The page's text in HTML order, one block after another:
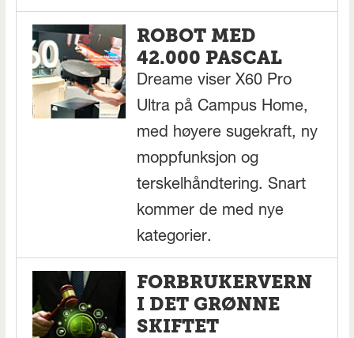
ROBOT MED
42.000 PASCAL
Dreame viser X60 Pro
Ultra på Campus Home,
med høyere sugekraft, ny
moppfunksjon og
terskelhåndtering. Snart
kommer de med nye
kategorier.
FORBRUKERVERN
I DET GRØNNE
SKIFTET